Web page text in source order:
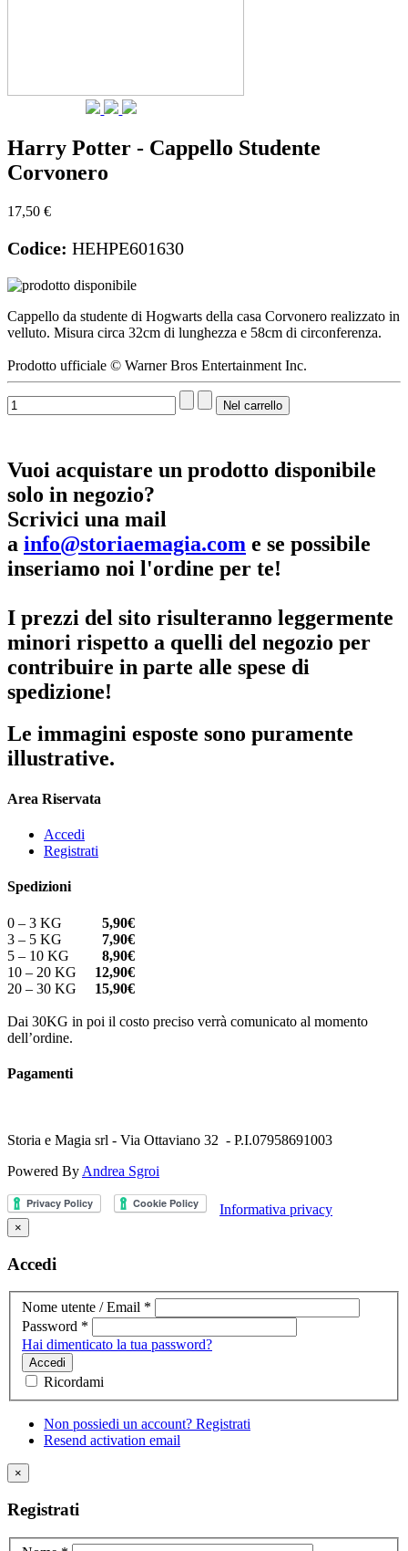
Harry Potter - Cappello Studente
Corvonero
17,50 €
Codice: HEHPE601630
Cappello da studente di Hogwarts della casa Corvonero realizzato in
velluto. Misura circa 32cm di lunghezza e 58cm di circonferenza.
Prodotto ufficiale © Warner Bros Entertainment Inc.
Vuoi acquistare un prodotto disponibile
solo in negozio?
Scrivici una mail
a info@storiaemagia.com e se possibile
inseriamo noi l'ordine per te!
I prezzi del sito risulteranno leggermente
minori rispetto a quelli del negozio per
contribuire in parte alle spese di
spedizione!
Le immagini esposte sono puramente
illustrative.
Area Riservata
Accedi
Registrati
Spedizioni
0 – 3 KG 5,90€
3 – 5 KG 7,90€
5 – 10 KG 8,90€
10 – 20 KG 12,90€
20 – 30 KG 15,90€
Dai 30KG in poi il costo preciso verrà comunicato al momento
dell’ordine.
Pagamenti
Storia e Magia srl - Via Ottaviano 32 - P.I.07958691003
Powered By Andrea Sgroi
Informativa privacy
×
Accedi
Nome utente / Email *
Password *
Hai dimenticato la tua password?
Accedi
Ricordami
Non possiedi un account? Registrati
Resend activation email
×
Registrati